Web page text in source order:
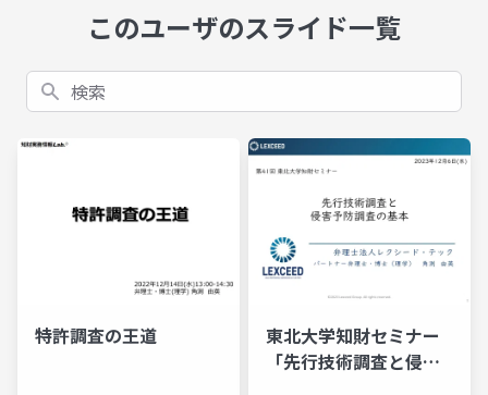
このユーザのスライド一覧
検索
特許調査の王道
東北大学知財セミナー
「先行技術調査と侵害